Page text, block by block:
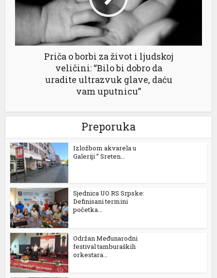
Priča o borbi za život i ljudskoj
veličini: “Bilo bi dobro da
uradite ultrazvuk glave, daću
vam uputnicu”
Preporuka
Izložbom akvarela u
Galeriji ” Sreten...
Sjednica UO RS Srpske:
Definisani termini
početka...
Održan Međunarodni
festival tamburaških
orkestara...